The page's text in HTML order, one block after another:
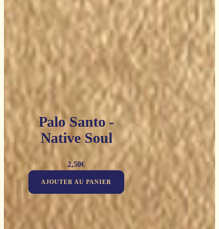
Palo Santo -
Native Soul
2,50€
AJOUTER AU PANIER